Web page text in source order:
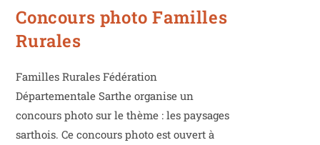
Concours photo Familles
Rurales
Familles Rurales Fédération
Départementale Sarthe organise un
concours photo sur le thème : les paysages
sarthois. Ce concours photo est ouvert à